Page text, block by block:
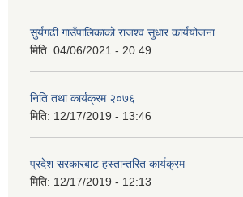
सुर्यगढी गाउँपालिकाको राजश्व सुधार कार्ययोजना
मिति: 04/06/2021 - 20:49
निति तथा कार्यक्रम २०७६
मिति: 12/17/2019 - 13:46
प्रदेश सरकारबाट हस्तान्तरित कार्यक्रम
मिति: 12/17/2019 - 12:13